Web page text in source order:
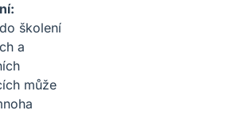
školení
a
může